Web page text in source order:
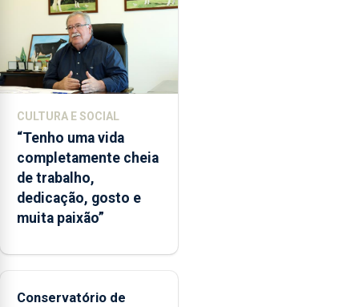
instituição
CULTURA E SOCIAL
“Tenho uma vida
completamente cheia
de trabalho,
dedicação, gosto e
muita paixão”
Conservatório de